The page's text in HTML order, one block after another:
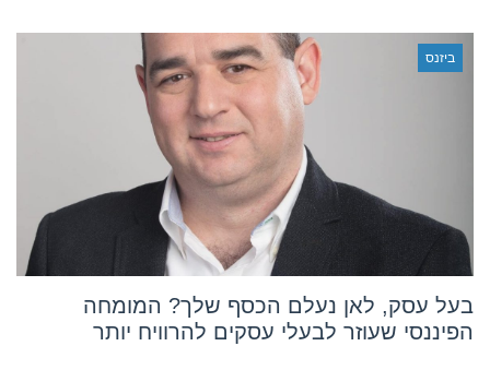
ביזנס
בעל עסק, לאן נעלם הכסף שלך? המומחה
הפיננסי שעוזר לבעלי עסקים להרוויח יותר